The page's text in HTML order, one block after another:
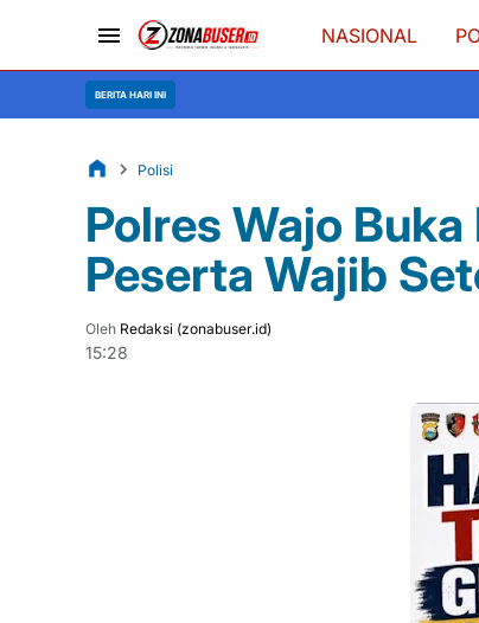
NASIONAL
BERITA HARI INI
Polisi
Polres Wajo
Peserta Wajib
Oleh Redaksi (zonabuser.id)
15:28